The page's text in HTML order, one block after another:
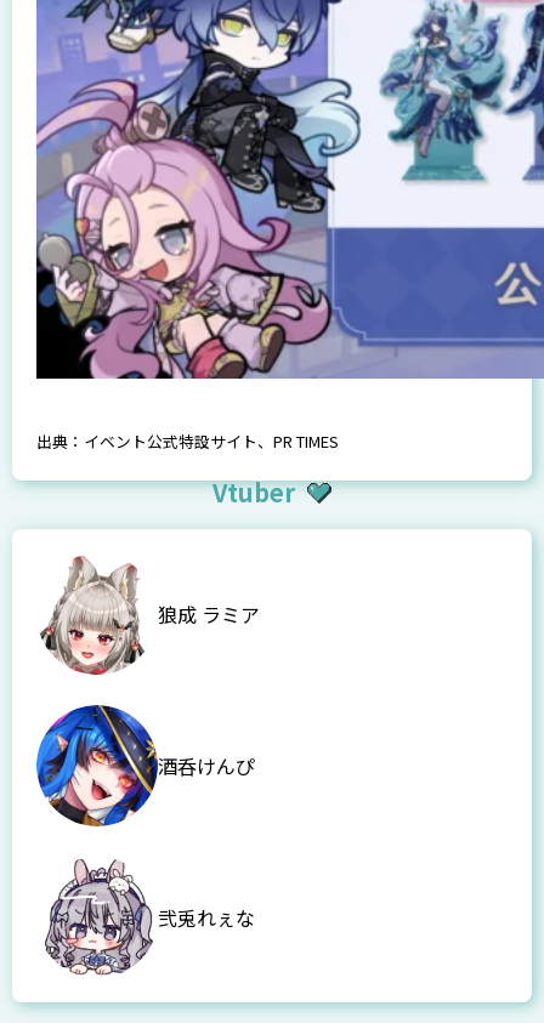
出典： イベント公式特設サイト、PR TIMES
Vtuber
狼成 ラミア
酒呑けんぴ
弐兎れぇな